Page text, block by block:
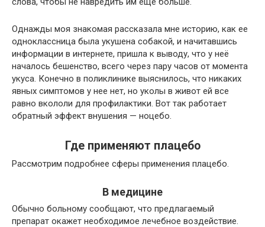
Однажды моя знакомая рассказала мне историю, как ее
одноклассница была укушена собакой, и начитавшись
информации в интернете, пришла к выводу, что у неё
началось бешенство, всего через пару часов от момента
укуса. Конечно в поликлинике выяснилось, что никаких
явных симптомов у нее нет, но уколы в живот ей все
равно вкололи для профилактики. Вот так работает
обратный эффект внушения — ноцебо.
Где применяют плацебо
Рассмотрим подробнее сферы применения плацебо.
В медицине
Обычно больному сообщают, что предлагаемый
препарат окажет необходимое лечебное воздействие.